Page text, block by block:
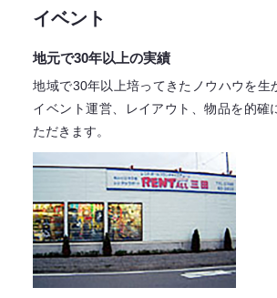
イベント
地元で30年以上の実績
地域で30年以上培ってきたノウハウを生
イベント運営、レイアウト、物品を的確
ただきます。